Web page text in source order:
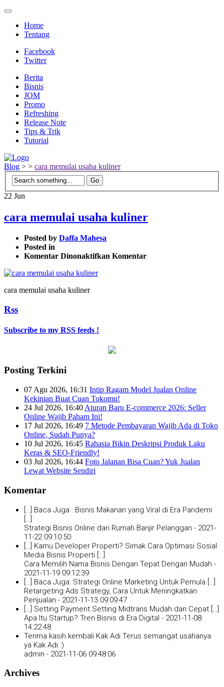
Home
Tentang
Facebook
Twitter
Berita
Bisnis
JOM
Promo
Refreshing
Release Note
Tips & Trik
Tutorial
Blog > > cara memulai usaha kuliner
22 Jun
cara memulai usaha kuliner
Posted by Daffa Mahesa
Posted in
Komentar Dinonaktifkan pada
Komentar
cara memulai usaha kuliner
Rss
Subscribe to my RSS feeds !
Posting Terkini
07 Agu 2026, 16:31 Intip Ragam Model Jualan Online
Kekinian Buat Cuan Tokomu!
24 Jul 2026, 16:40 Aturan Baru E-commerce 2026: Seller
Online Wajib Paham Ini!
17 Jul 2026, 16:49 7 Metode Pembayaran Wajib Ada di Toko
Online, Sudah Punya?
10 Jul 2026, 16:45 Rahasia Bikin Deskripsi Produk Laku
Keras & SEO-Friendly!
03 Jul 2026, 16:44 Foto Jalanan Bisa Cuan? Yuk Jualan
Lewat Website Sendiri
Komentar
[…] Baca Juga : Bisnis Makanan yang Viral di Era Pandemi
Strategi Bisnis Online dari Rumah Banjir Pelanggan - 2021-
11-22 09:10:50
[…] Kamu Developer Properti? Simak Cara Optimasi Sosial
Media Bisnis Properti […]
Cara Memilih Nama Bisnis Dengan Tepat Dengan Mudah -
2021-11-19 09:12:39
[…] Baca Juga: Strategi Online Marketing Untuk Pemula […]
Retargeting Ads Strategy, Cara Untuk Meningkatkan
Penjualan - 2021-11-13 09:09:47
[…] Setting Payment Setting Midtrans Mudah dan Cepat […]
Apa Itu Startup? Tren Bisnis di Era Digital - 2021-11-08
14:22:48
Terima kasih kembali Kak Adi Terus semangat usahanya
ya Kak Adi :)
admin - 2021-11-06 09:48:06
Archives